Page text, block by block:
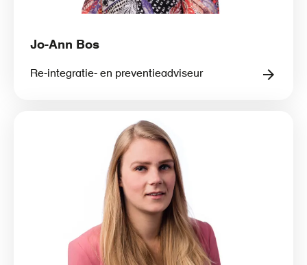
Jo-Ann Bos
Re-integratie- en preventieadviseur